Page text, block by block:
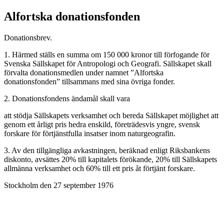
Alfortska donationsfonden
Donationsbrev.
1. Härmed ställs en summa om 150 000 kronor till förfogande för
Svenska Sällskapet för Antropologi och Geografi. Sällskapet skall
förvalta donationsmedlen under namnet ”Alfortska
donationsfonden” tillsammans med sina övriga fonder.
2. Donationsfondens ändamål skall vara
att stödja Sällskapets verksamhet och bereda Sällskapet möjlighet att
genom ett årligt pris hedra enskild, företrädesvis yngre, svensk
forskare för förtjänstfulla insatser inom naturgeografin.
3. Av den tillgängliga avkastningen, beräknad enligt Riksbankens
diskonto, avsättes 20% till kapitalets förökande, 20% till Sällskapets
allmänna verksamhet och 60% till ett pris åt förtjänt forskare.
Stockholm den 27 september 1976